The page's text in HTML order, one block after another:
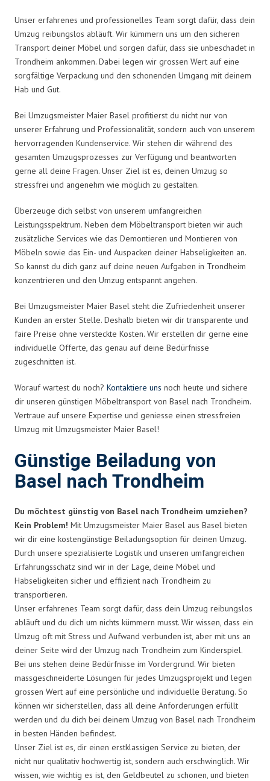
Unser erfahrenes und professionelles Team sorgt dafür, dass dein
Umzug reibungslos abläuft. Wir kümmern uns um den sicheren
Transport deiner Möbel und sorgen dafür, dass sie unbeschadet in
Trondheim ankommen. Dabei legen wir grossen Wert auf eine
sorgfältige Verpackung und den schonenden Umgang mit deinem
Hab und Gut.
Bei Umzugsmeister Maier Basel profitierst du nicht nur von
unserer Erfahrung und Professionalität, sondern auch von unserem
hervorragenden Kundenservice. Wir stehen dir während des
gesamten Umzugsprozesses zur Verfügung und beantworten
gerne all deine Fragen. Unser Ziel ist es, deinen Umzug so
stressfrei und angenehm wie möglich zu gestalten.
Überzeuge dich selbst von unserem umfangreichen
Leistungsspektrum. Neben dem Möbeltransport bieten wir auch
zusätzliche Services wie das Demontieren und Montieren von
Möbeln sowie das Ein- und Auspacken deiner Habseligkeiten an.
So kannst du dich ganz auf deine neuen Aufgaben in Trondheim
konzentrieren und den Umzug entspannt angehen.
Bei Umzugsmeister Maier Basel steht die Zufriedenheit unserer
Kunden an erster Stelle. Deshalb bieten wir dir transparente und
faire Preise ohne versteckte Kosten. Wir erstellen dir gerne eine
individuelle Offerte, das genau auf deine Bedürfnisse
zugeschnitten ist.
Worauf wartest du noch? Kontaktiere uns noch heute und sichere
dir unseren günstigen Möbeltransport von Basel nach Trondheim.
Vertraue auf unsere Expertise und geniesse einen stressfreien
Umzug mit Umzugsmeister Maier Basel!
Günstige Beiladung von
Basel nach Trondheim
Du möchtest günstig von Basel nach Trondheim umziehen?
Kein Problem! Mit Umzugsmeister Maier Basel aus Basel bieten
wir dir eine kostengünstige Beiladungsoption für deinen Umzug.
Durch unsere spezialisierte Logistik und unseren umfangreichen
Erfahrungsschatz sind wir in der Lage, deine Möbel und
Habseligkeiten sicher und effizient nach Trondheim zu
transportieren.
Unser erfahrenes Team sorgt dafür, dass dein Umzug reibungslos
abläuft und du dich um nichts kümmern musst. Wir wissen, dass ein
Umzug oft mit Stress und Aufwand verbunden ist, aber mit uns an
deiner Seite wird der Umzug nach Trondheim zum Kinderspiel.
Bei uns stehen deine Bedürfnisse im Vordergrund. Wir bieten
massgeschneiderte Lösungen für jedes Umzugsprojekt und legen
grossen Wert auf eine persönliche und individuelle Beratung. So
können wir sicherstellen, dass all deine Anforderungen erfüllt
werden und du dich bei deinem Umzug von Basel nach Trondheim
in besten Händen befindest.
Unser Ziel ist es, dir einen erstklassigen Service zu bieten, der
nicht nur qualitativ hochwertig ist, sondern auch erschwinglich. Wir
wissen, wie wichtig es ist, den Geldbeutel zu schonen, und bieten